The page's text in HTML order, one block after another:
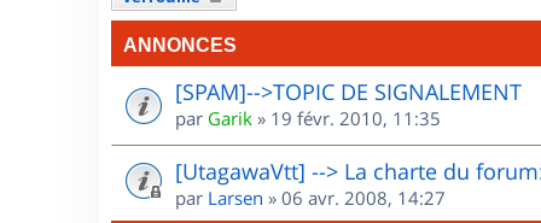
ANNONCES
[SPAM]-->TOPIC DE SIGNALEMENT
par Garik » 19 févr. 2010, 11:35
[UtagawaVtt] --> La charte du
par Larsen » 06 avr. 2008, 14:27